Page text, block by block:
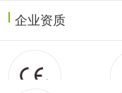
企业资质